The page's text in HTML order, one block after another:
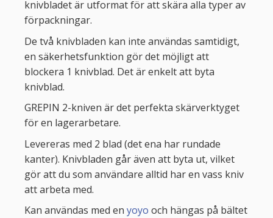
knivbladet är utformat för att skära alla typer av
förpackningar.
De två knivbladen kan inte användas samtidigt,
en säkerhetsfunktion gör det möjligt att
blockera 1 knivblad. Det är enkelt att byta
knivblad.
GREPIN 2-kniven är det perfekta skärverktyget
för en lagerarbetare.
Levereras med 2 blad (det ena har rundade
kanter). Knivbladen går även att byta ut, vilket
gör att du som användare alltid har en vass kniv
att arbeta med.
Kan användas med en yoyo och hängas på bältet